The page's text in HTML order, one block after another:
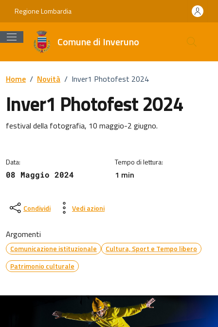
Vai ai contenuti
Vai al footer
Regione Lombardia
Comune di Inveruno
Home / Novità / Inver1 Photofest 2024
Inver1 Photofest 2024
Dettagli della notizia
festival della fotografia, 10 maggio-2 giugno.
Data:
08 Maggio 2024
Tempo di lettura:
1 min
Condividi Vedi azioni
Argomenti
Comunicazione istituzionale
Cultura, Sport e Tempo libero
Patrimonio culturale